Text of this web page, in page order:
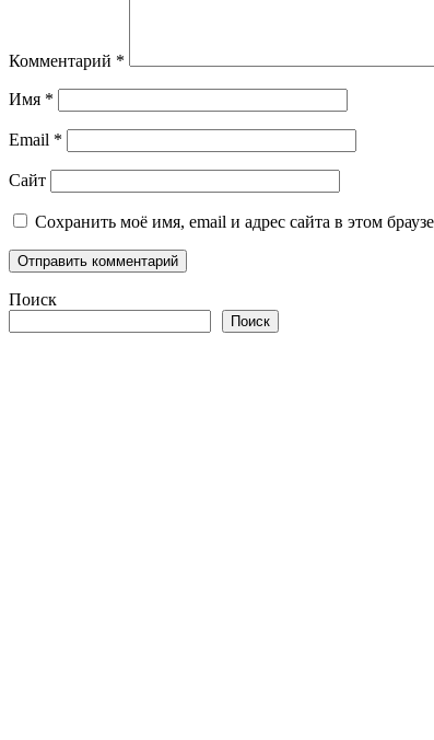
Комментарий *
Имя *
Email *
Сайт
Сохранить моё имя, email и адрес сайта в этом
Поиск
Поиск